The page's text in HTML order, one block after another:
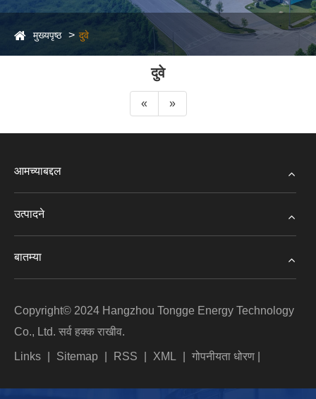
मुख्यपृष्ठ दुवे
दुवे
« »
आमच्याबद्दल
उत्पादने
बातम्या
Copyright© 2024 Hangzhou Tongge Energy Technology
Co., Ltd. सर्व हक्क राखीव.
Links Sitemap RSS XML गोपनीयता धोरण